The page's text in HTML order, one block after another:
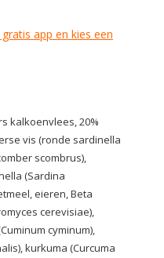
app en kies een
kalkoenvlees, 20%
vis (ronde sardinella
scombrus),
(Sardina
eieren, Beta
cerevisiae),
cyminum),
kurkuma (Curcuma